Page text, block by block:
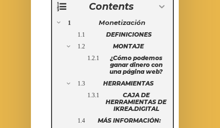
Contents
Monetización
DEFINICIONES
MONTAJE
¿Cómo podemos
ganar dinero con
una página web?
HERRAMIENTAS
CAJA DE
HERRAMIENTAS DE
IKREA.DIGITAL
MÁS INFORMACIÓN: